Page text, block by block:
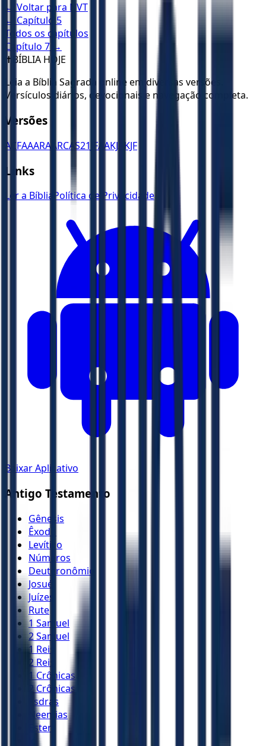
← Voltar para NVT
← Capítulo 5
Todos os capítulos
Capítulo 7 →
✝️ BÍBLIA HOJE
Leia a Bíblia Sagrada online em diversas versões.
Versículos diários, devocionais e navegação completa.
Versões
ACFAAARA ARCAS21 JFAAKJA KJF
Links
Ler a Bíblia Política de Privacidade
Baixar Aplicativo
Antigo Testamento
Gênesis
Êxodo
Levítico
Números
Deuteronômio
Josué
Juízes
Rute
1 Samuel
2 Samuel
1 Reis
2 Reis
1 Crônicas
2 Crônicas
Esdras
Neemias
Ester